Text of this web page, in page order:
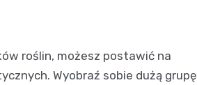
roślin, możesz postawić na
Wyobraź sobie dużą grupę